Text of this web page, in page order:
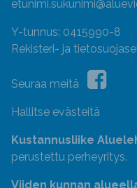
Y-tunnus: 0415990-8
Rekisteri- ja
Seuraa meitä
Hallitse evästeitä
Kustannusliike
perustettu perheyritys.
Viiden kunnan